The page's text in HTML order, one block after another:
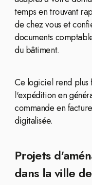
temps en trouvant
de chez vous et
documents
du bâtiment.
Ce logiciel rend plus
l'expédition en
commande en
digitalisée.
Projets
dans la ville